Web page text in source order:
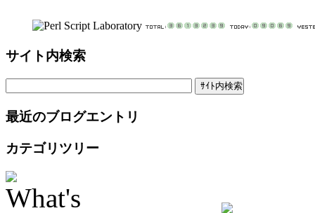
サイト内検索
最近のブログエントリ
カテゴリツリー